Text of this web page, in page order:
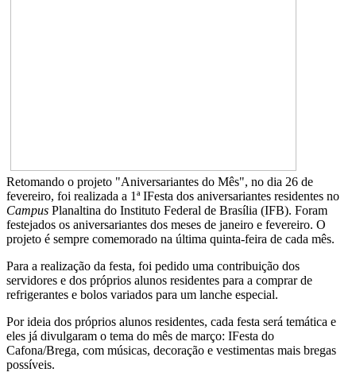
Retomando o projeto "Aniversariantes do Mês", no dia 26 de
fevereiro, foi realizada a 1ª IFesta dos aniversariantes residentes no
Campus Planaltina do Instituto Federal de Brasília (IFB). Foram
festejados os aniversariantes dos meses de janeiro e fevereiro. O
projeto é sempre comemorado na última quinta-feira de cada mês.
Para a realização da festa, foi pedido uma contribuição dos
servidores e dos próprios alunos residentes para a comprar de
refrigerantes e bolos variados para um lanche especial.
Por ideia dos próprios alunos residentes, cada festa será temática e
eles já divulgaram o tema do mês de março: IFesta do
Cafona/Brega, com músicas, decoração e vestimentas mais bregas
possíveis.